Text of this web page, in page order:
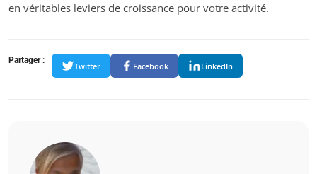
en véritables leviers de croissance pour votre activité.
Partager :
Twitter Facebook LinkedIn